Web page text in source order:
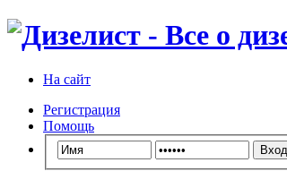
На сайт
Регистрация
Помощь